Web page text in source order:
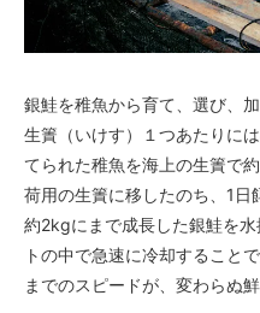
銀鮭を稚魚から育て、選び、
生簀（いけす）１つあたりに
てられた稚魚を海上の生簀で
荷用の生簀に移したのち、1日
約2kgにまで成長した銀鮭を
トの中で急速に冷却すること
までのスピードが、変わらぬ